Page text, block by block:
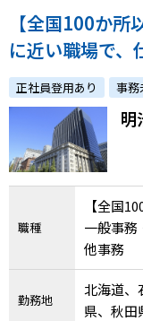
【全国100か
に近い職場で、
ながら、無理な
正社員登用あり 事務
明
職種
【全国
一般事務
他事務
勤務地
北海道、
県、秋田